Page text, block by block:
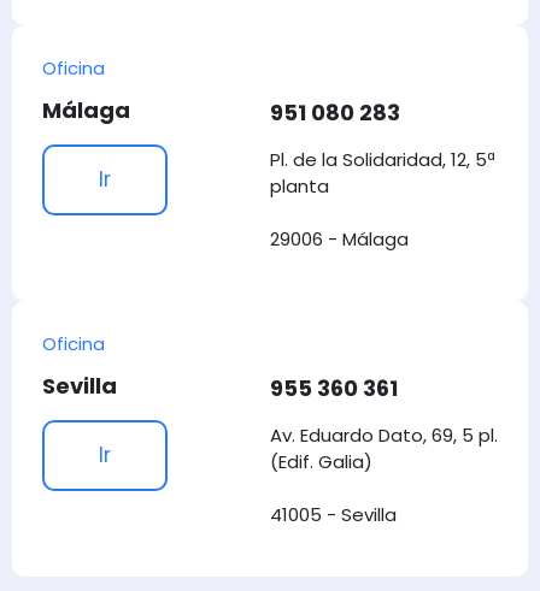
Oficina
Málaga
Ir
951 080 283
Pl. de la Solidaridad, 12, 5ª
planta
29006 - Málaga
Oficina
Sevilla
Ir
955 360 361
Av. Eduardo Dato, 69, 5 pl.
(Edif. Galia)
41005 - Sevilla